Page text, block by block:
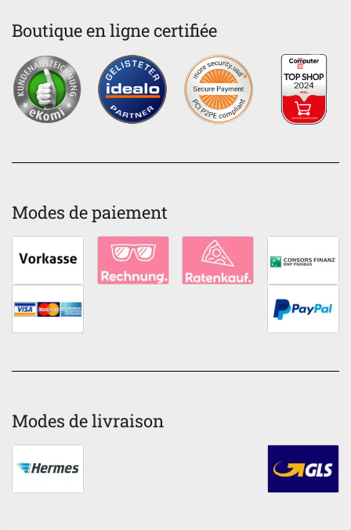
Boutique en ligne certifiée
Modes de paiement
Modes de livraison